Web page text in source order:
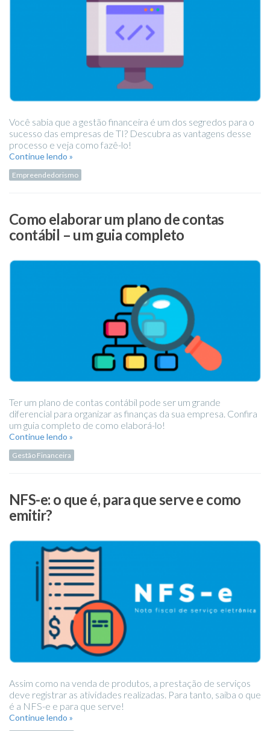
Você sabia que a gestão financeira é um dos segredos para o
sucesso das empresas de TI? Descubra as vantagens desse
processo e veja como fazê-lo!
Continue lendo »
Empreendedorismo
Como elaborar um plano de contas
contábil – um guia completo
Ter um plano de contas contábil pode ser um grande
diferencial para organizar as finanças da sua empresa. Confira
um guia completo de como elaborá-lo!
Continue lendo »
Gestão Financeira
NFS-e: o que é, para que serve e como
emitir?
Assim como na venda de produtos, a prestação de serviços
deve registrar as atividades realizadas. Para tanto, saiba o que
é a NFS-e e para que serve!
Continue lendo »